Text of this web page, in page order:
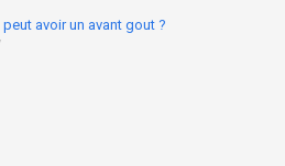
avoir un avant gout ?